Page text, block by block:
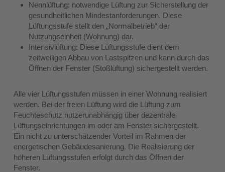
Nennlüftung: notwendige Lüftung zur Sicherstellung der
gesundheitlichen Mindestanforderungen. Diese
Lüftungsstufe stellt den „Normalbetrieb“ der
Nutzungseinheit (Wohnung) dar.
Intensivlüftung: Diese Lüftungsstufe dient dem
zeitweiligen Abbau von Lastspitzen und kann durch das
Öffnen der Fenster (Stoßlüftung) sichergestellt werden.
Alle vier Lüftungsstufen müssen in einer Wohnung realisiert
werden. Bei der freien Lüftung wird die Lüftung zum
Feuchteschutz nutzerunabhängig über dezentrale
Lüftungseinrichtungen im oder am Fenster sichergestellt.
Ein nicht zu unterschätzender Vorteil im Rahmen der
energetischen Gebäudesanierung. Die Realisierung der
höheren Lüftungsstufen erfolgt durch das Öffnen der
Fenster.